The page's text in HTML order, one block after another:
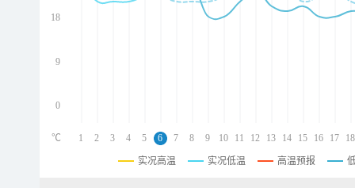
18
9
0
1 2 3 4 5 6 7 8 9 10 11 12 13 14 15 16 17 18
℃
实况高温 实况低温 高温预报